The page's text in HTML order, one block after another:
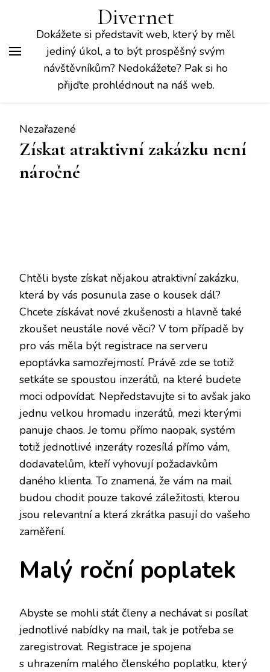
Divernet
Dokážete si představit web, který by měl
jediný úkol, a to být prospěšný svým
návštěvníkům? Nedokážete? Pak si ho
přijďte prohlédnout na náš web.
Nezařazené
Získat atraktivní zakázku není
náročné
Chtěli byste získat nějakou atraktivní zakázku,
která by vás posunula zase o kousek dál?
Chcete získávat nové zkušenosti a hlavně také
zkoušet neustále nové věci? V tom případě by
pro vás měla být registrace na serveru
epoptávka samozřejmostí. Právě zde se totiž
setkáte se spoustou inzerátů, na které budete
moci odpovídat. Nepředstavujte si to avšak jako
jednu velkou hromadu inzerátů, mezi kterými
panuje chaos. Je tomu přímo naopak, systém
totiž jednotlivé inzeráty rozesílá přímo vám,
dodavatelům, kteří vyhovují požadavkům
daného klienta. To znamená, že vám na mail
budou chodit pouze takové záležitosti, kterou
jsou relevantní a která zkrátka pasují do vašeho
zaměření.
Malý roční poplatek
Abyste se mohli stát členy a nechávat si posílat
jednotlivé nabídky na mail, tak je potřeba se
zaregistrovat. Registrace je spojena
s uhrazením malého členského poplatku, který